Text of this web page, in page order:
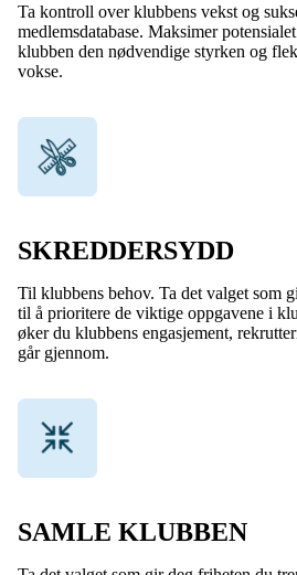
Ta kontroll over klubbens vekst og
medlemsdatabase. Maksimer
klubben den nødvendige styrken og
vokse.
SKREDDERSYDD
Til klubbens behov. Ta det valget som
til å prioritere de viktige oppgavene i
øker du klubbens engasjement,
går gjennom.
SAMLE KLUBBEN